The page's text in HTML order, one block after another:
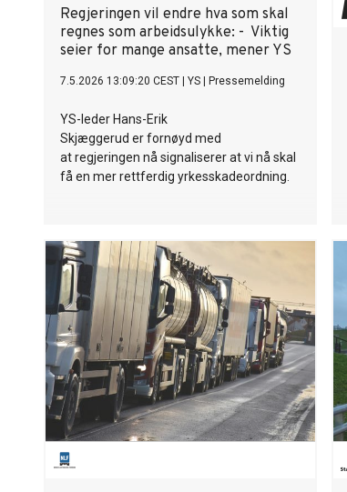
Regjeringen vil endre hva som skal
regnes som arbeidsulykke: - Viktig
seier for mange ansatte, mener YS
7.5.2026 13:09:20 CEST YS Pressemelding
YS-leder Hans-Erik
Skjæggerud er fornøyd med
at regjeringen nå signaliserer at vi nå skal
få en mer rettferdig yrkesskadeordning.